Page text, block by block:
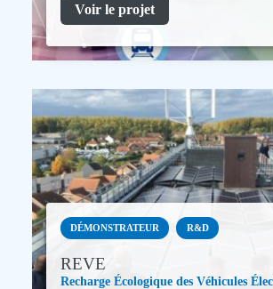
Voir le projet
DÉMONSTRATEUR R&D
REVE
Recharge Écologique des Véhicules